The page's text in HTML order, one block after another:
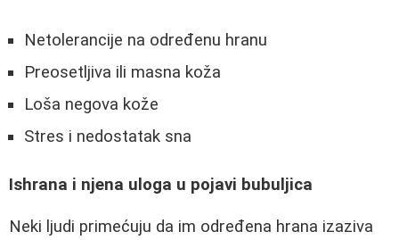
Netolerancije na određenu hranu
Preosetljiva ili masna koža
Loša negova kože
Stres i nedostatak sna
Ishrana i njena uloga u pojavi bubuljica
Neki ljudi primećuju da im određena hrana izaziva